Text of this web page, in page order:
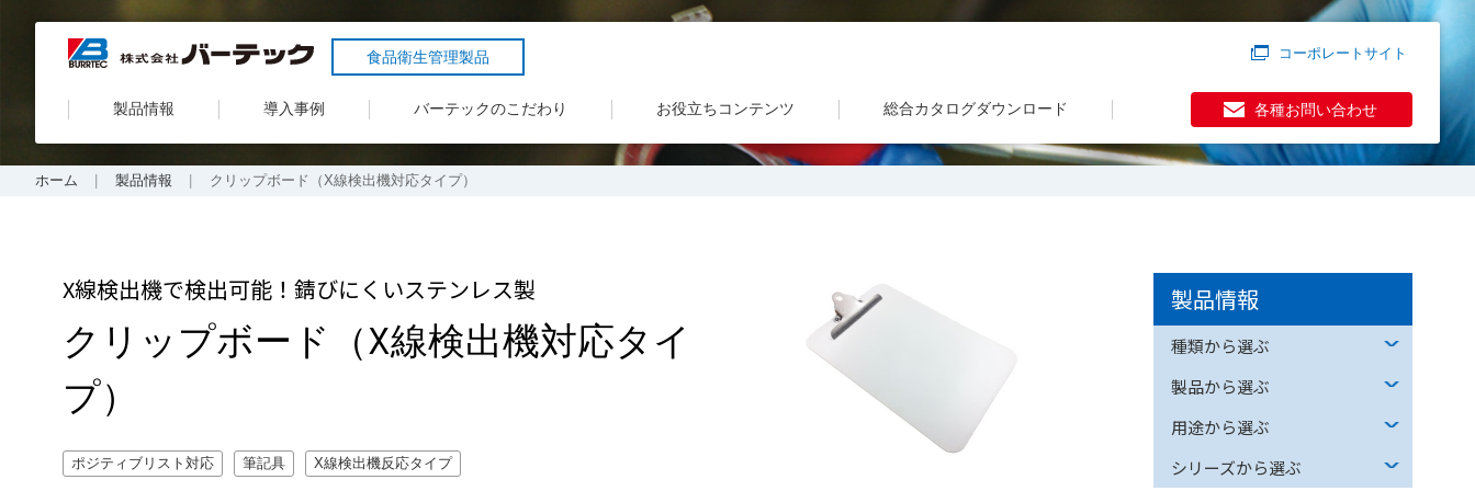
食品衛生管理製品 コーポレートサイト
製品情報 導入事例 バーテックのこだわり お役立ちコンテンツ 総合カタログダウンロード 各種お問い合わせ
ホーム 製品情報 クリップボード（X線検出機対応タイプ）
X線検出機で検出可能！錆びにくいステンレス製
クリップボード（X線検出機対応タイ
プ）
ポジティブリスト対応 筆記具 X線検出機反応タイプ
製品情報
種類から選ぶ
製品から選ぶ
用途から選ぶ
シリーズから選ぶ